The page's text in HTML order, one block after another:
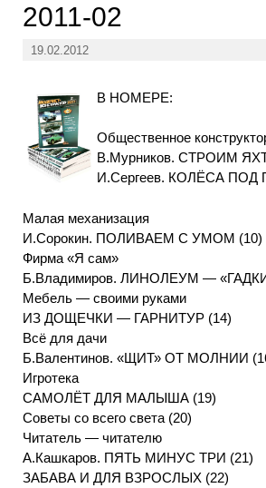
2011-02
19.02.2012
В НОМЕРЕ:
Общественное
В.Мурников. СТРОИМ
И.Сергеев. КОЛЁСА
Малая механизация
И.Сорокин. ПОЛИВАЕМ С УМОМ (10)
Фирма «Я сам»
Б.Владимиров. ЛИНОЛЕУМ —
Мебель — своими руками
ИЗ ДОЩЕЧКИ — ГАРНИТУР (14)
Всё для дачи
Б.Валентинов. «ЩИТ» ОТ МОЛНИИ
Игротека
САМОЛЁТ ДЛЯ МАЛЫША (19)
Советы со всего света (20)
Читатель — читателю
А.Кашкаров. ПЯТЬ МИНУС ТРИ (21)
ЗАБАВА И ДЛЯ ВЗРОСЛЫХ (22)